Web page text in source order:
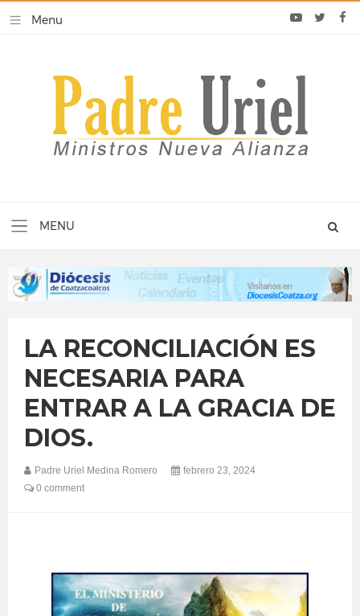
LA RECONCILIACIÓN ES
NECESARIA PARA
ENTRAR A LA GRACIA DE
DIOS.
Padre Uriel Medina Romero
febrero 23, 2024
0 comment